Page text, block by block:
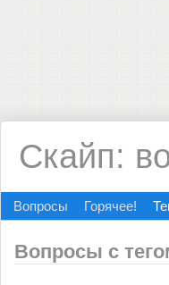
Скайп:
Вопросы Горячее!
Вопросы с